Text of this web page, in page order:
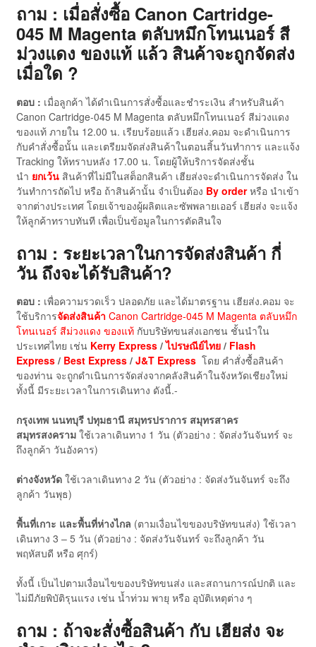
ถาม : เมื่อสั่งซื้อ Canon Cartridge-
045 M Magenta ตลับหมึกโทนเนอร์ สี
ม่วงแดง ของแท้ แล้ว สินค้าจะถูกจัดส่ง
เมื่อใด ?
ตอบ : เมื่อลูกค้า ได้ดำเนินการสั่งซื้อและชำระเงิน สำหรับสินค้า
Canon Cartridge-045 M Magenta ตลับหมึกโทนเนอร์ สีม่วงแดง
ของแท้ ภายใน 12.00 น. เรียบร้อยแล้ว เฮียส่ง.คอม จะดำเนินการ
กับคำสั่งซื้อนั้น และเตรียมจัดส่งสินค้าในตอนสิ้นวันทำการ และแจ้ง
Tracking ให้ทราบหลัง 17.00 น. โดยผู้ให้บริการจัดส่งชั้น
นำ ยกเว้นสินค้าที่ไม่มีในสต็อกสินค้า เฮียส่งจะดำเนินการจัดส่ง ใน
วันทำการถัดไป หรือ ถ้าสินค้านั้น จำเป็นต้อง By orderหรือ นำเข้า
จากต่างประเทศ โดยเจ้าของผู้ผลิตและซัพพลายเออร์ เฮียส่ง จะแจ้ง
ให้ลูกค้าทราบทันที เพื่อเป็นข้อมูลในการตัดสินใจ
ถาม : ระยะเวลาในการจัดส่งสินค้า กี่
วัน ถึงจะได้รับสินค้า?
ตอบ : เพื่อความรวดเร็ว ปลอดภัย และได้มาตรฐาน เฮียส่ง.คอม จะ
ใช้บริการจัดส่งสินค้า Canon Cartridge-045 M Magenta ตลับหมึก
โทนเนอร์ สีม่วงแดง ของแท้ กับบริษัทขนส่งเอกชน ชั้นนำใน
ประเทศไทย เช่น Kerry Express/ไปรษณีย์ไทย/ Flash
Express/ Best Express/ J&T Expressโดย คำสั่งซื้อสินค้า
ของท่าน จะถูกดำเนินการจัดส่งจากคลังสินค้าในจังหวัดเชียงใหม่
ทั้งนี้ มีระยะเวลาในการเดินทาง ดังนี้.-
กรุงเทพ นนทบุรี ปทุมธานี สมุทรปราการ สมุทรสาคร
สมุทรสงครามใช้เวลาเดินทาง 1 วัน (ตัวอย่าง : จัดส่งวันจันทร์ จะ
ถึงลูกค้า วันอังคาร)
ต่างจังหวัดใช้เวลาเดินทาง 2 วัน (ตัวอย่าง : จัดส่งวันจันทร์ จะถึง
ลูกค้า วันพุธ)
พื้นที่เกาะ และพื้นที่ห่างไกล (ตามเงื่อนไขของบริษัทขนส่ง) ใช้เวลา
เดินทาง 3 – 5 วัน (ตัวอย่าง : จัดส่งวันจันทร์ จะถึงลูกค้า วัน
พฤหัสบดี หรือ ศุกร์)
ทั้งนี้ เป็นไปตามเงื่อนไขของบริษัทขนส่ง และสถานการณ์ปกติ และ
ไม่มีภัยพิบัติรุนแรง เช่น น้ำท่วม พายุ หรือ อุบัติเหตุต่าง ๆ
ถาม : ถ้าจะสั่งซื้อสินค้า กับ เฮียส่ง จะ